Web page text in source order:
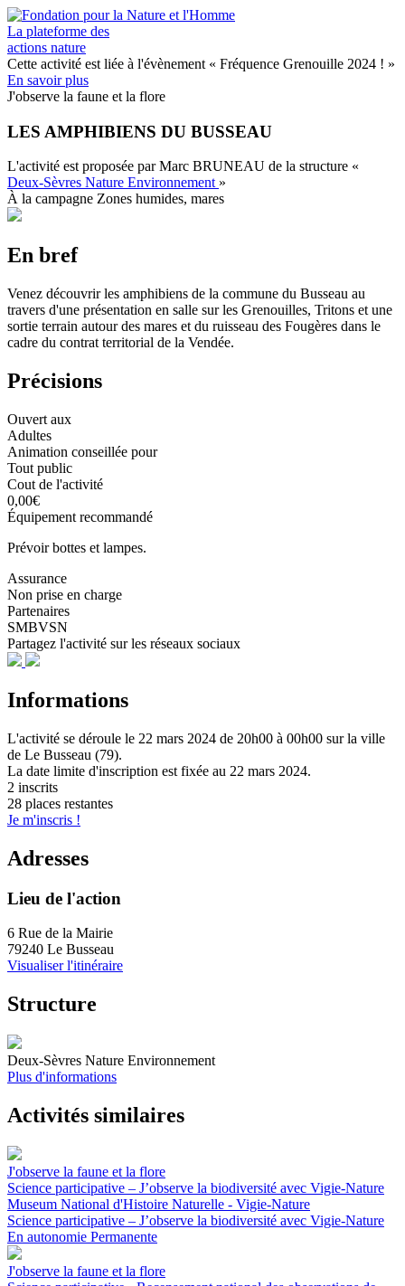
Aller
au
contenu
principal
La plateforme des
actions nature
Cette activité est liée à l'évènement « Fréquence Grenouille 2024 ! »
En savoir plus
J'observe la faune et la flore
LES AMPHIBIENS DU BUSSEAU
L'activité est proposée parMarc BRUNEAU de la structure «
Deux-Sèvres Nature Environnement »
À la campagne Zones humides, mares
En bref
Venez découvrir les amphibiens de la commune du Busseau au
travers d'une présentation en salle sur les Grenouilles, Tritons et une
sortie terrain autour des mares et du ruisseau des Fougères dans le
cadre du contrat territorial de la Vendée.
Précisions
Ouvert aux
Adultes
Animation conseillée pour
Tout public
Cout de l'activité
0,00€
Équipement recommandé
Prévoir bottes et lampes.
Assurance
Non prise en charge
Partenaires
SMBVSN
Partagez l'activité sur les réseaux sociaux
Informations
L'activité se déroule le 22 mars 2024 de 20h00 à 00h00 sur la ville
de Le Busseau (79).
La date limite d'inscription est fixée au 22 mars 2024.
2 inscrits
28 places restantes
Je m'inscris !
Adresses
Lieu de l'action
6 Rue de la Mairie
79240 Le Busseau
Visualiser l'itinéraire
Structure
Deux-Sèvres Nature Environnement
Plus d'informations
Activités similaires
J'observe la faune et la flore
Science participative – J’observe la biodiversité avec Vigie-Nature
Museum National d'Histoire Naturelle - Vigie-Nature
Science participative – J’observe la biodiversité avec Vigie-Nature
En autonomie Permanente
J'observe la faune et la flore